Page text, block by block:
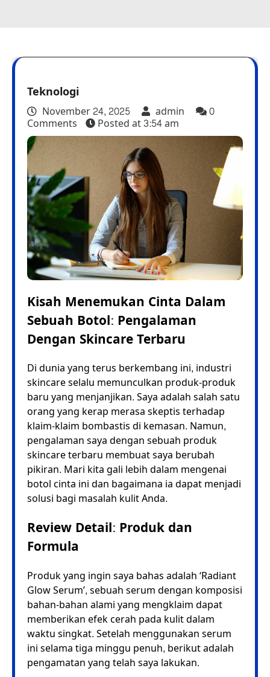
Teknologi
November 24, 2025 admin 0
Comments Posted at3:54 am
Kisah Menemukan Cinta Dalam
Sebuah Botol: Pengalaman
Dengan Skincare Terbaru
Di dunia yang terus berkembang ini, industri
skincare selalu memunculkan produk-produk
baru yang menjanjikan. Saya adalah salah satu
orang yang kerap merasa skeptis terhadap
klaim-klaim bombastis di kemasan. Namun,
pengalaman saya dengan sebuah produk
skincare terbaru membuat saya berubah
pikiran. Mari kita gali lebih dalam mengenai
botol cinta ini dan bagaimana ia dapat menjadi
solusi bagi masalah kulit Anda.
Review Detail: Produk dan
Formula
Produk yang ingin saya bahas adalah ‘Radiant
Glow Serum’, sebuah serum dengan komposisi
bahan-bahan alami yang mengklaim dapat
memberikan efek cerah pada kulit dalam
waktu singkat. Setelah menggunakan serum
ini selama tiga minggu penuh, berikut adalah
pengamatan yang telah saya lakukan.